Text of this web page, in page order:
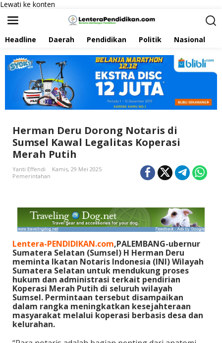
Lewati ke konten
Headline Daerah Pendidikan Politik Nasional
Herman Deru Dorong Notaris di
Sumsel Kawal Legalitas Koperasi
Merah Putih
Yanti Effendi
Kamis, 29 Mei 2025
Pemerintahan
Lentera-PENDIDIKAN.com,PALEMBANG-ubernur
Sumatera Selatan (Sumsel) H Herman Deru
meminta Ikatan Notaris Indonesia (INI) Wilayah
Sumatera Selatan untuk mendukung proses
hukum dan administrasi terkait pendirian
Koperasi Merah Putih di seluruh wilayah
Sumsel. Permintaan tersebut disampaikan
dalam rangka meningkatkan kesejahteraan
masyarakat melalui koperasi berbasis desa dan
kelurahan.